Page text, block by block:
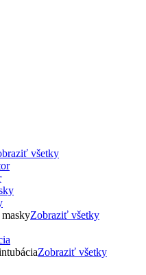
všetky
Zobraziť všetky
Zobraziť všetky